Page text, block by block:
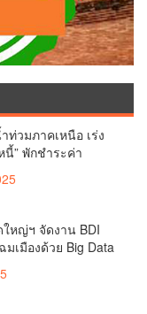
ท่วมภาคเหนือ เร่ง
นี้” พักชำระค่า
หญ่ฯ จัดงาน BDI
เมืองด้วย Big Data
ง สังคม และ